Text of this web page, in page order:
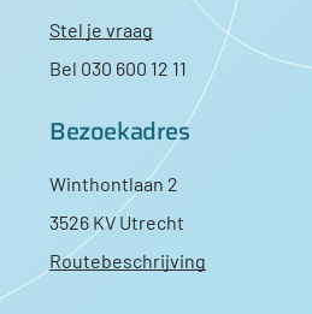
Stel je vraag
Bel 030 600 12 11
Bezoekadres
Winthontlaan 2
3526 KV Utrecht
Routebeschrijving